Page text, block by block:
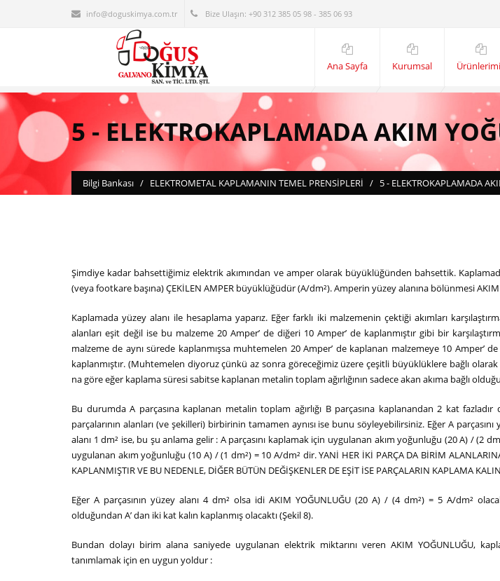
info@doguskimya.com.tr Bize Ulaşın: +90 312 385 05 98 - 385 06 93
Ana Sayfa Kurumsal
5 - ELEKTROKAPLAMADA AKIM
Bilgi Bankası / ELEKTROMETAL KAPLAMANIN TEMEL PRENSİPLERİ / 5 - ELEKTROKAPLAMADA
Şimdiye kadar bahsettiğimiz elektrik akımından ve amper olarak büyüklüğünden bahsettik.
(veya footkare başına) ÇEKİLEN AMPER büyüklüğüdür (A/dm²). Amperin yüzey alanına bölünmesi
Kaplamada yüzey alanı ile hesaplama yaparız. Eğer farklı iki malzemenin çektiği akımları
alanları eşit değil ise bu malzeme 20 Amper’ de diğeri 10 Amper’ de kaplanmıştır gibi bir
malzeme de aynı sürede kaplanmışsa muhtemelen 20 Amper’ de kaplanan malzemeye 10 Amper’
kaplanmıştır. (Muhtemelen diyoruz çünkü az sonra göreceğimiz üzere çeşitli büyüklüklere bağlı olarak
na göre eğer kaplama süresi sabitse kaplanan metalin toplam ağırlığının sadece akan akıma bağlı
Bu durumda A parçasına kaplanan metalin toplam ağırlığı B parçasına kaplanandan 2 kat
parçalarının alanları (ve şekilleri) birbirinin tamamen aynısı ise bunu söyleyebilirsiniz. Eğer A parçasını
alanı 1 dm² ise, bu şu anlama gelir : A parçasını kaplamak için uygulanan akım yoğunluğu (20 A) / (2
uygulanan akım yoğunluğu (10 A) / (1 dm²) = 10 A/dm² dir. YANİ HER İKİ PARÇA DA BİRİM
KAPLANMIŞTIR VE BU NEDENLE, DİĞER BÜTÜN DEĞİŞKENLER DE EŞİT İSE PARÇALARIN KAPLAMA
Eğer A parçasının yüzey alanı 4 dm² olsa idi AKIM YOĞUNLUĞU (20 A) / (4 dm²) = 5 A/dm²
olduğundan A’ dan iki kat kalın kaplanmış olacaktı (Şekil 8).
Bundan dolayı birim alana saniyede uygulanan elektrik miktarını veren AKIM YOĞUNLUĞU,
tanımlamak için en uygun yoldur :